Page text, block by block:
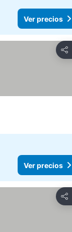
Ver precios
Ver precios